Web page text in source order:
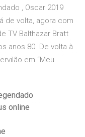
, Oscar 2019
de volta, agora com
TV Balthazar Bratt
anos 80. De volta à
em “Meu
online